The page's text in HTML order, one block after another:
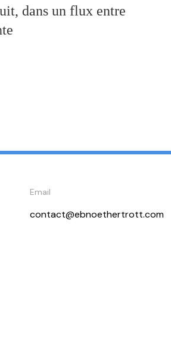
dans un flux entre
Email
contact@ebnoethertrott.com